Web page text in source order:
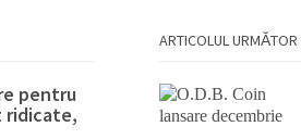
pentru
ridicate,
ARTICOLUL URMĂTOR